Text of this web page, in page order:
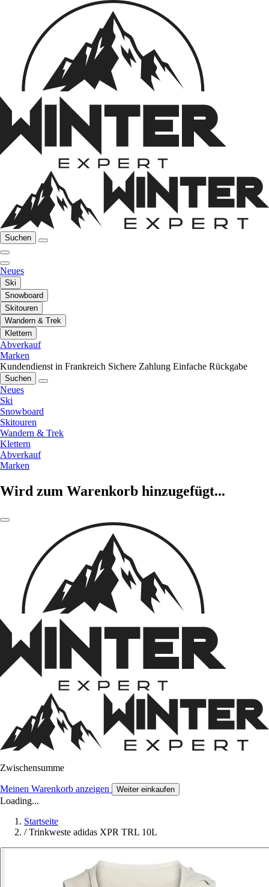
Suchen
Neues
Ski
Snowboard
Skitouren
Wandern & Trek
Klettern
Abverkauf
Marken
Kundendienst in Frankreich Sichere Zahlung Einfache Rückgabe
Suchen
Neues
Ski
Snowboard
Skitouren
Wandern & Trek
Klettern
Abverkauf
Marken
Wird zum Warenkorb hinzugefügt...
Zwischensumme
Meinen Warenkorb anzeigen Weiter einkaufen
Loading...
Startseite
/ Trinkweste adidas XPR TRL 10L